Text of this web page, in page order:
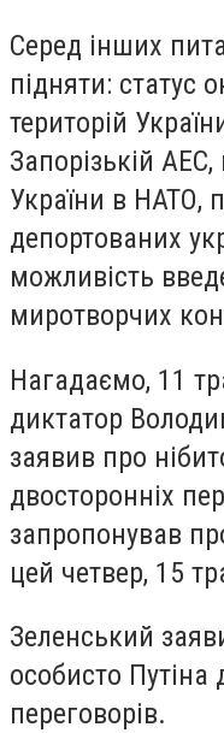
Серед інших
підняти: статус
територій
Запорізькій
України в НАТО,
депортованих
можливість
миротворчих
Нагадаємо, 11
диктатор
заявив про
двосторонніх
запропонував
цей четвер, 15
Зеленський
особисто Путіна
переговорів.